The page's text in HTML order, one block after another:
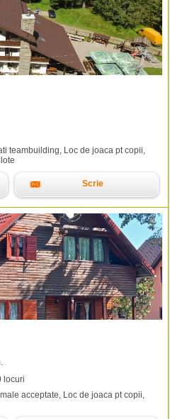
teambuilding, Loc de joaca pt copii,
Scrie
locuri
acceptate, Loc de joaca pt copii,